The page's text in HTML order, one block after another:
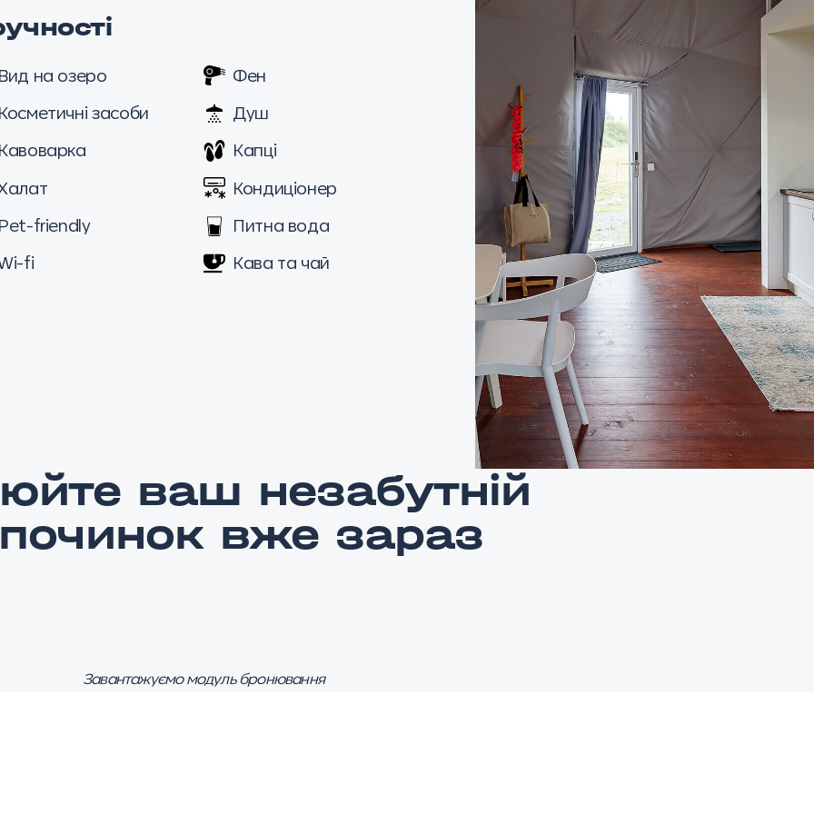
на озеро
Фен
засоби
Душ
Капці
Кондиціонер
friendly
Питна вода
fi
Кава та чай
ваш незабутній
вже зараз
Завантажуємо модуль бронювання